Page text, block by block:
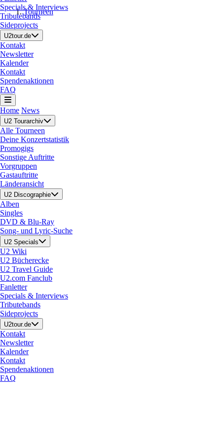
Specials & Interviews
Tributebands
Sideprojects
U2tour.de
Kontakt
Newsletter
Kalender
Kontakt
Spendenaktionen
FAQ
Home News
U2 Tourarchiv
Alle Tourneen
Deine Konzertstatistik
Promogigs
Sonstige Auftritte
Vorgruppen
Gastauftritte
Länderansicht
U2 Discographie
Alben
Singles
DVD & Blu-Ray
Song- und Lyric-Suche
U2 Specials
U2 Wiki
U2 Bücherecke
U2 Travel Guide
U2.com Fanclub
Fanletter
Specials & Interviews
Tributebands
Sideprojects
U2tour.de
Kontakt
Newsletter
Kalender
Kontakt
Spendenaktionen
FAQ
Tourneen